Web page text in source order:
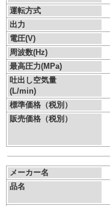
運転方式
出力
電圧(V)
周波数(Hz)
最高圧力(MPa)
吐出し空気量
(L/min)
標準価格（税別）
販売価格（税別）
メーカー名
品名